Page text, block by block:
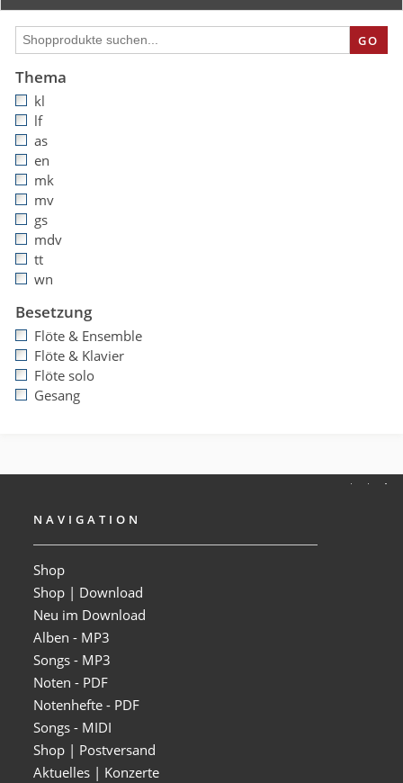
GO
Thema
kl
lf
as
en
mk
mv
gs
mdv
tt
wn
Besetzung
Flöte & Ensemble
Flöte & Klavier
Flöte solo
Gesang
NAVIGATION
Shop
Shop | Download
Neu im Download
Alben - MP3
Songs - MP3
Noten - PDF
Notenhefte - PDF
Songs - MIDI
Shop | Postversand
Aktuelles | Konzerte